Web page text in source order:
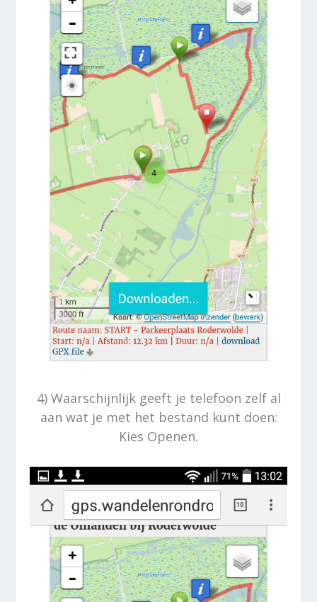
4) Waarschijnlijk geeft je telefoon zelf al
aan wat je met het bestand kunt doen:
Kies Openen.